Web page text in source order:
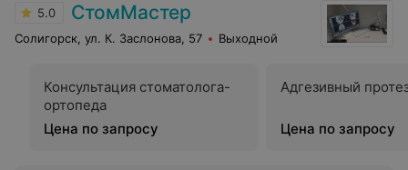
5.0 СтомМастер
Солигорск, ул. К. Заслонова, 57 Выходной
Консультация стоматолога-
ортопеда
Цена по запросу
Адгезивный
Цена по запросу